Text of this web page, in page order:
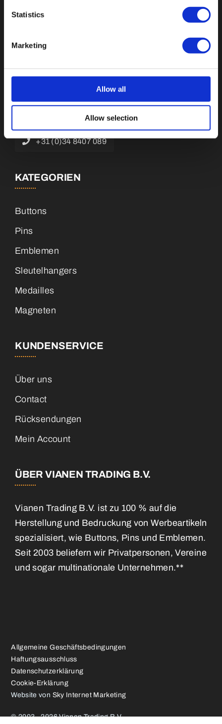
Statistics
Marketing
Allow all
Allow selection
Botnische Golf 9a, 3446 CN Woerden,
info@vianenonline.nl
+31 (0)34 8407 089
KATEGORIEN
Buttons
Pins
Emblemen
Sleutelhangers
Medailles
Magneten
KUNDENSERVICE
Über uns
Contact
Rücksendungen
Mein Account
ÜBER VIANEN TRADING B.V.
Vianen Trading B.V. ist zu 100 % auf die
Herstellung und Bedruckung von Werbeartikeln
spezialisiert, wie Buttons, Pins und Emblemen.
Seit 2003 beliefern wir Privatpersonen, Vereine
und sogar multinationale Unternehmen.**
Allgemeine Geschäftsbedingungen
Haftungsausschluss
Datenschutzerklärung
Cookie-Erklärung
Website von Sky Internet Marketing
© 2003 - 2026 Vianen Trading B.V